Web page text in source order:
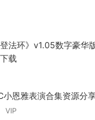
登法环》v1.05数字豪华
载
小恩雅表演合集资源分
VIP